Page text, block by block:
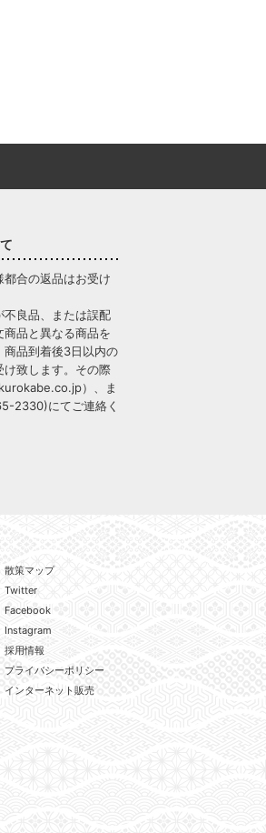
都合の返品はお受け
不良品、または誤配
品と異なる商品を
商品到着後3日以内の
け致します。その際
）、ま
2330)にてご連絡く
散策マップ
Twitter
Facebook
Instagram
採用情報
プライバシーポリシー
インターネット販売